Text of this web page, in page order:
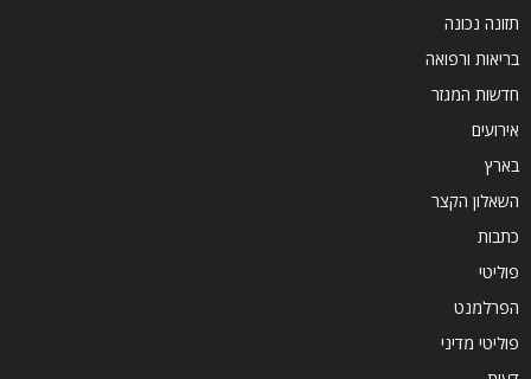
תזונה נכונה
בריאות ורפואה
חדשות המגזר
אירועים
בארץ
השאלון הקצר
כתבות
פוליטי
הפרלמנט
פוליטי מדיני